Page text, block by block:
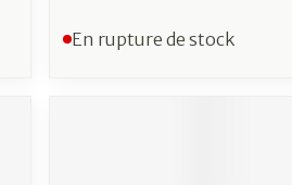
En rupture de stock